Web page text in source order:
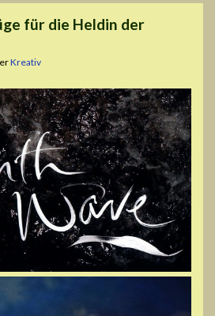
für die Heldin der
Kreativ